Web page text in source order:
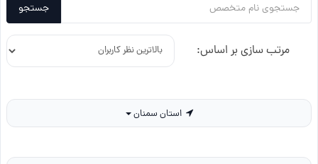
جستجو
مرتب سازی بر اساس:
استان سمنان